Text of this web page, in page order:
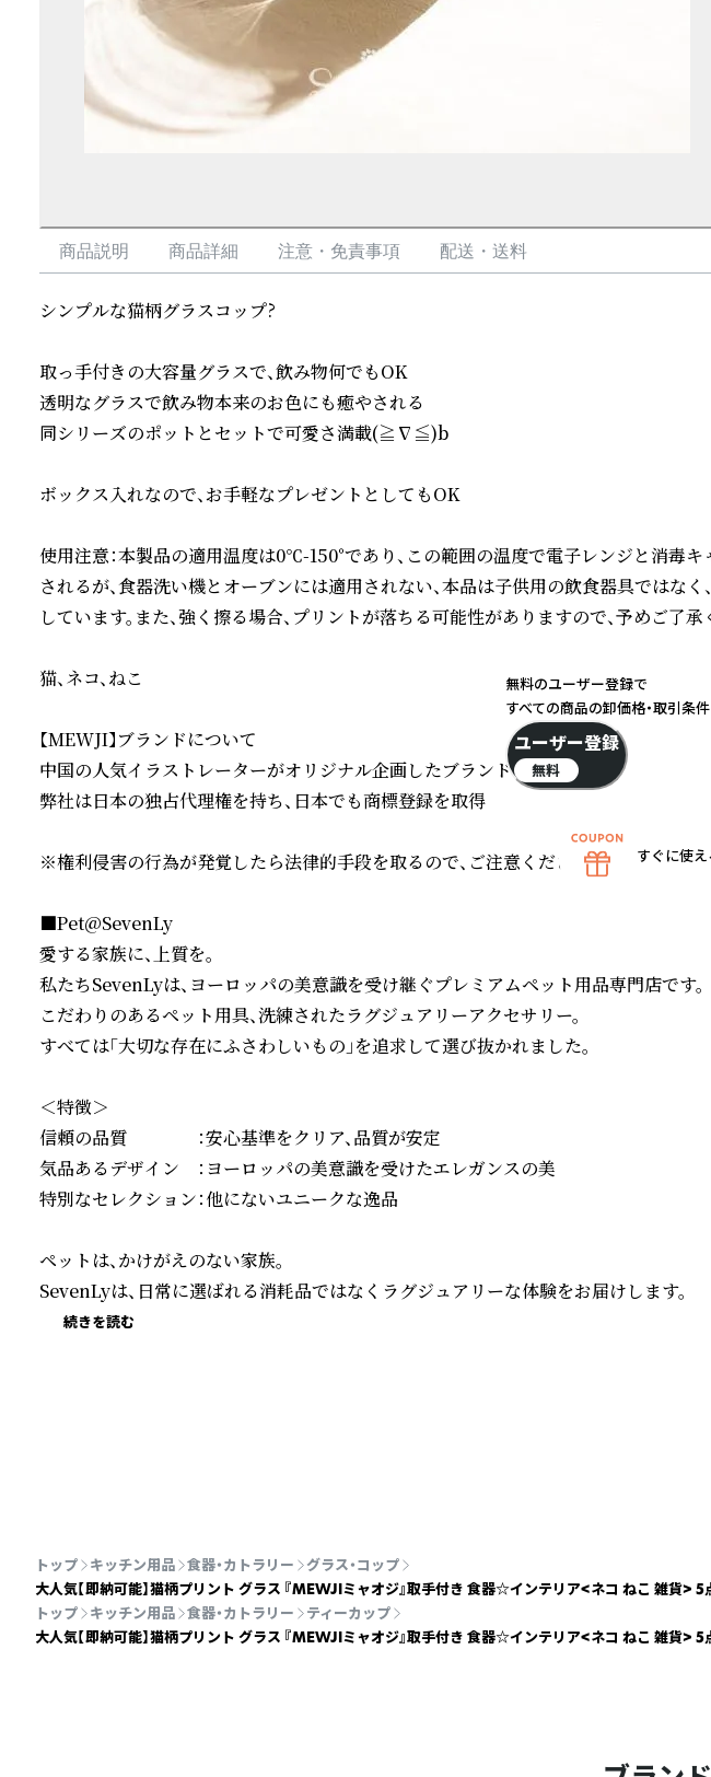
商品説明 商品詳細 注意・免責事項 配送・送料
シンプルな猫柄グラスコップ?
取っ手付きの大容量グラスで、飲み物何でもOK
透明なグラスで飲み物本来のお色にも癒やされる
同シリーズのポットとセットで可愛さ満載(≧∇≦)b
ボックス入れなので、お手軽なプレゼントとしてもOK
使用注意：本製品の適用温度は0℃-150°であり、この範囲の温度で電子レンジと消毒
されるが、食器洗い機とオーブンには適用されない、本品は子供用の飲食器具ではなく
しています。また、強く擦る場合、プリントが落ちる可能性がありますので、予めご了承
猫、ネコ、ねこ
【MEWJI】ブランドについて
中国の人気イラストレーターがオリジナル企画したブランド
弊社は日本の独占代理権を持ち、日本でも商標登録を取得
※権利侵害の行為が発覚したら法律的手段を取るので、ご注意ください。
■Pet@SevenLy
愛する家族に、上質を。
私たちSevenLyは、ヨーロッパの美意識を受け継ぐプレミアムペット用品専門店です。
こだわりのあるペット用具、洗練されたラグジュアリーアクセサリー。
すべては「大切な存在にふさわしいもの」を追求して選び抜かれました。
＜特徴＞
信頼の品質　　　　：安心基準をクリア、品質が安定
気品あるデザイン　：ヨーロッパの美意識を受けたエレガンスの美
特別なセレクション：他にないユニークな逸品
ペットは、かけがえのない家族。
SevenLyは、日常に選ばれる消耗品ではなくラグジュアリーな体験をお届けします。
続きを読む
トップ キッチン用品 食器・カトラリー
グラス・コップ
大人気【即納可能】猫柄プリント グラス 『MEWJIミャオジ』取手付き 食器☆インテリア<ネコ ねこ 雑貨>
トップ
キッチン用品 食器・カトラリー
ティーカップ
大人気【即納可能】猫柄プリント グラス 『MEWJIミャオジ』取手付き 食器☆インテリア<ネコ ねこ 雑貨>
無料のユーザー登録で
すべての商品の卸価格・取引条
ユーザー登録
無料
すぐに使